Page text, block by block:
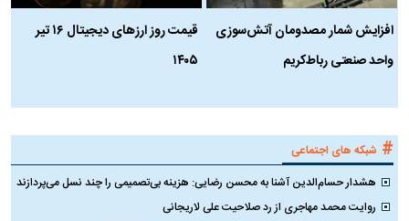
افزایش شمار مصدومان آتش‌سوزی
واحد صنعتی رباط‌کریم
قیمت روز ارز‌های دیجیتال ۱۶ تیر
۱۴۰۵
# شبکه های اجتماعی
هشدار حسام‌الدین آشنا به محسن رضایی: هزینه بی‌تصمیمی را چند نسل می‌پردازند
روایت محمد مهاجری از رد صلاحیت علی لاریجانی